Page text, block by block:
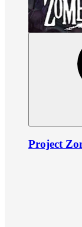
Project